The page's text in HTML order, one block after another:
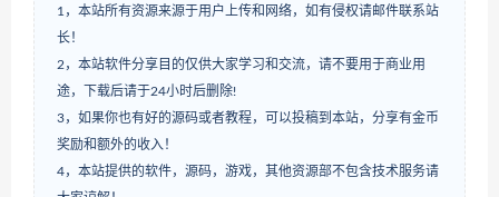
1，本站所有资源来源于用户上传和网络，如有侵权请邮件联系站
长！
2，本站软件分享目的仅供大家学习和交流，请不要用于商业用
途，下载后请于24小时后删除!
3，如果你也有好的源码或者教程，可以投稿到本站，分享有金币
奖励和额外的收入！
4，本站提供的软件，源码，游戏，其他资源部不包含技术服务请